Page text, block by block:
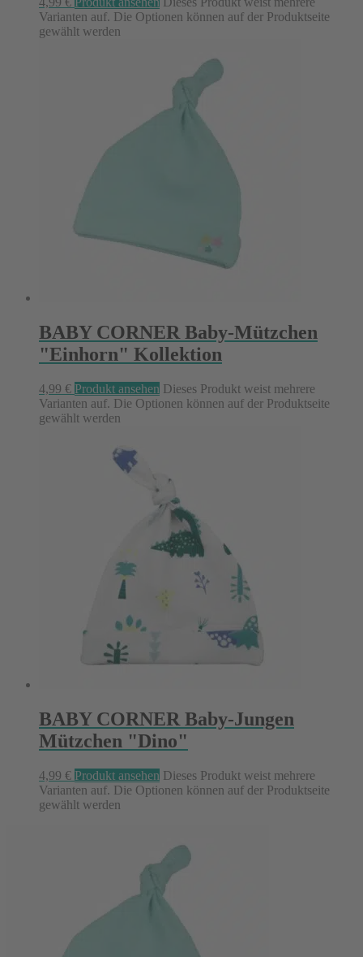
Varianten auf. Die Optionen können auf der Produktseite
gewählt werden
BABY CORNER Baby-Mützchen
"Einhorn" Kollektion
4,99 € Produkt ansehen Dieses Produkt weist mehrere
Varianten auf. Die Optionen können auf der Produktseite
gewählt werden
BABY CORNER Baby-Jungen
Mützchen "Dino"
4,99 € Produkt ansehen Dieses Produkt weist mehrere
Varianten auf. Die Optionen können auf der Produktseite
gewählt werden